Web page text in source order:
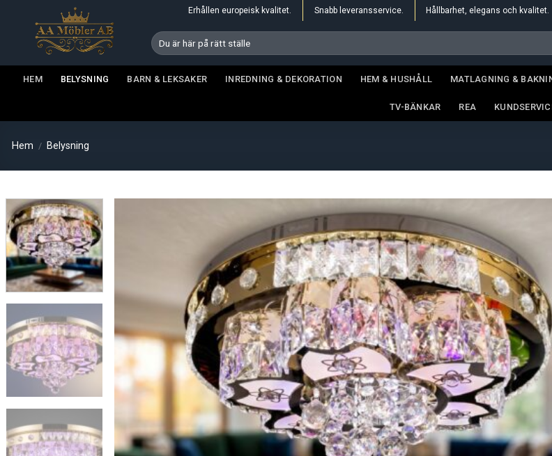
Erhållen europeisk kvalitet. Snabb leveransservice. Hållbarhet, elegans och kvalitet.
Sök
efter:
HEM BELYSNING BARN & LEKSAKER INREDNING & DEKORATION HEM & HUSHÅLL MATLAGNING &
TV-BÄNKAR REA
Hem / Belysning